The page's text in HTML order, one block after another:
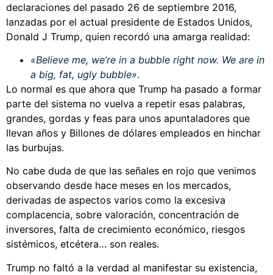
declaraciones del pasado 26 de septiembre 2016,
lanzadas por el actual presidente de Estados Unidos,
Donald J Trump, quien recordó una amarga realidad:
«Believe me, we’re in a bubble right now. We are in
a big, fat, ugly bubble».
Lo normal es que ahora que Trump ha pasado a formar
parte del sistema no vuelva a repetir esas palabras,
grandes, gordas y feas para unos apuntaladores que
llevan años y Billones de dólares empleados en hinchar
las burbujas.
No cabe duda de que las señales en rojo que venimos
observando desde hace meses en los mercados,
derivadas de aspectos varios como la excesiva
complacencia, sobre valoración, concentración de
inversores, falta de crecimiento económico, riesgos
sistémicos, etcétera… son reales.
Trump no faltó a la verdad al manifestar su existencia,